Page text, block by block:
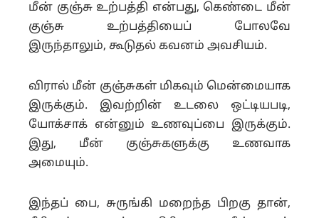
மீன் குஞ்சு உற்பத்தி என்பது, கெண்டை மீன்
குஞ்சு உற்பத்தியைப் போலவே
இருந்தாலும், கூடுதல் கவனம் அவசியம்.
விரால் மீன் குஞ்சுகள் மிகவும் மென்மையாக
இருக்கும். இவற்றின் உடலை ஒட்டியபடி,
யோக்சாக் என்னும் உணவுப்பை இருக்கும்.
இது, மீன் குஞ்சுகளுக்கு உணவாக
அமையும்.
இந்தப் பை, சுருங்கி மறைந்த பிறகு தான்,